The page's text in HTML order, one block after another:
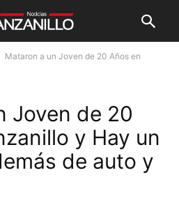
Mataron a un Joven de 20 Años en
Joven de 20
y Hay un
de auto y